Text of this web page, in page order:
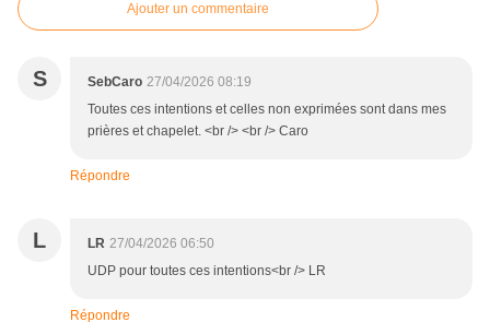
Ajouter un commentaire
S SebCaro 27/04/2026 08:19
Toutes ces intentions et celles non exprimées sont dans mes
prières et chapelet. <br /> <br /> Caro
Répondre
L LR 27/04/2026 06:50
UDP pour toutes ces intentions<br /> LR
Répondre